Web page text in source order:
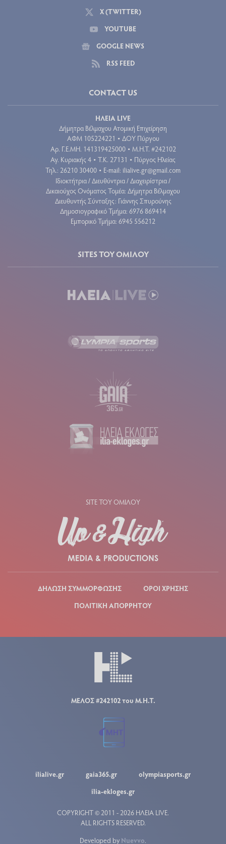
X (TWITTER)
YOUTUBE
GOOGLE NEWS
RSS FEED
CONTACT US
ΗΛΕΙΑ LIVE
Δήμητρα Βέλμαχου Ατομική Επιχείρηση
ΑΦΜ 105224221 • ΔΟΥ Πύργου
Aρ. Γ.Ε.ΜΗ. 141319425000 • Μ.Η.Τ. #242102
Αγ. Κυριακής 4 • Τ.Κ. 27131 • Πύργος Ηλείας
Τηλ.: 26210 30400 • E-mail: ilialive.gr@gmail.com
Ιδιοκτήτρια / Διευθύντρια / Διαχειρίστρια /
Δικαιούχος Ονόματος Τομέα: Δήμητρα Βέλμαχου
Διευθυντής Σύνταξης: Γιάννης Σπυρούνης
Δημοσιογραφικό Τμήμα: 6976 869414
Εμπορικό Τμήμα: 6945 556212
SITES ΤΟΥ ΟΜΙΛΟΥ
SITE ΤΟΥ ΟΜΙΛΟΥ
ΔΗΛΩΣΗ ΣΥΜΜΟΡΦΩΣΗΣ
ΟΡΟΙ ΧΡΗΣΗΣ
ΠΟΛΙΤΙΚΗ ΑΠΟΡΡΗΤΟΥ
ΜΕΛΟΣ #242102 του Μ.Η.Τ.
ilialive.gr gaia365.gr
olympiasports.gr
ilia-ekloges.gr
COPYRIGHT © 2011 - 2026 ΗΛΕΙΑ LIVE.
ALL RIGHTS RESERVED.
Developed by Nuevvo.